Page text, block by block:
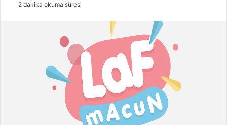
o
ö
2 dakika okuma süresi